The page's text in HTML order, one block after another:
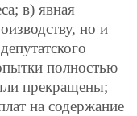
в) явная
но и
полностью
прекращены;
на содержание